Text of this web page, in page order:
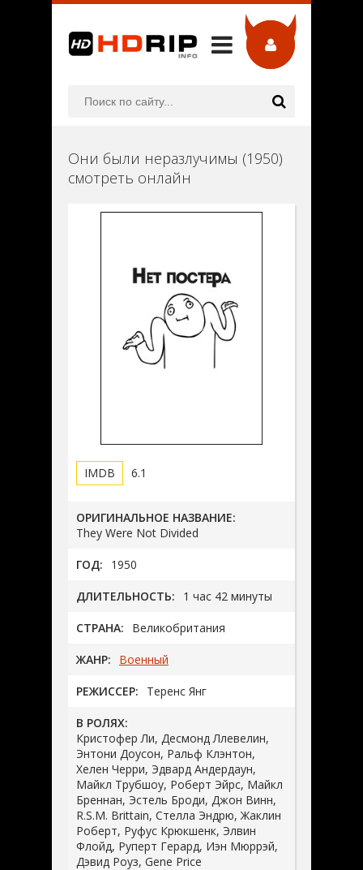
Они были неразлучимы (1950)
смотреть онлайн
6.1
ОРИГИНАЛЬНОЕ НАЗВАНИЕ:
They Were Not Divided
ГОД: 1950
ДЛИТЕЛЬНОСТЬ: 1 час 42 минуты
СТРАНА: Великобритания
ЖАНР: Военный
РЕЖИССЕР: Теренс Янг
В РОЛЯХ:
Кристофер Ли, Десмонд Ллевелин,
Энтони Доусон, Ральф Клэнтон,
Хелен Черри, Эдвард Андердаун,
Майкл Трубшоу, Роберт Эйрс, Майкл
Бреннан, Эстель Броди, Джон Винн,
R.S.M. Brittain, Стелла Эндрю, Жаклин
Роберт, Руфус Крюкшенк, Элвин
Флойд, Руперт Герард, Иэн Мюррэй,
Дэвид Роуз, Gene Price